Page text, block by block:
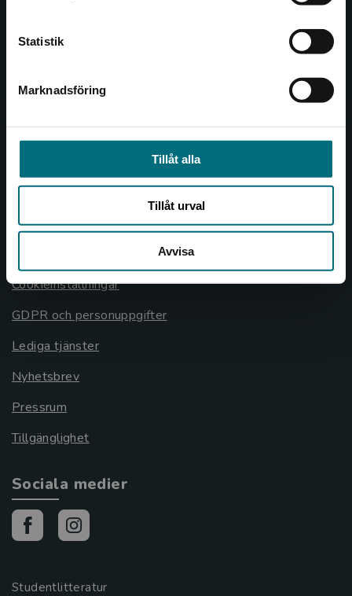
Statistik
Marknadsföring
Tillåt alla
Tillåt urval
Avvisa
Kontakta kundservice
Köpvillkor
Allmänna länkar
Om oss
Cookieinställningar
GDPR och personuppgifter
Lediga tjänster
Nyhetsbrev
Pressrum
Tillgänglighet
Sociala medier
Studentlitteratur